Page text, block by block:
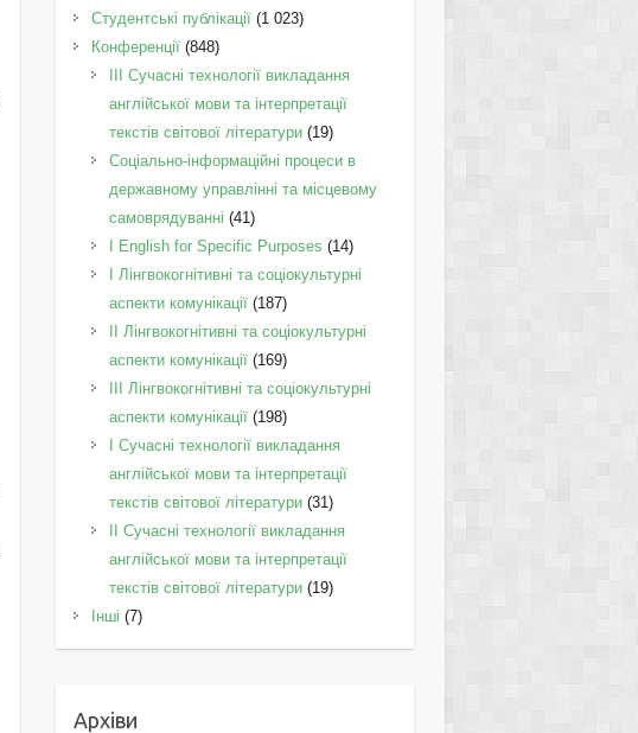
Студентські публікації(1 023)
Конференції(848)
III Сучасні технології викладання
англійської мови та інтерпретації
текстів світової літератури(19)
Соціально-інформаційні процеси в
державному управлінні та місцевому
самоврядуванні (41)
І English for Specific Purposes (14)
I Лінгвокогнітивні та соціокультурні
аспекти комунікації(187)
IІ Лінгвокогнітивні та соціокультурні
аспекти комунікації(169)
IІI Лінгвокогнітивні та соціокультурні
аспекти комунікації(198)
I Cучасні технології викладання
англійської мови та інтерпретації
текстів світової літератури(31)
II Cучасні технології викладання
англійської мови та інтерпретації
текстів світової літератури(19)
Інші (7)
Архіви